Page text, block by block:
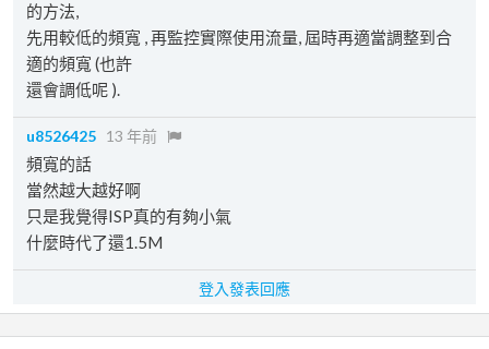
的方法,
先用較低的頻寬 , 再監控實際使用流量, 屆時再適當調整到合
適的頻寬 (也許
還會調低呢 ).
u8526425 13 年前
頻寬的話
當然越大越好啊
只是我覺得ISP真的有夠小氣
什麼時代了還1.5M
登入發表回應